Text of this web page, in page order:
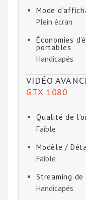
Mode
Plein écran
Économies
portables
Handicapés
VIDÉO
GTX 1080
Qualité de
Faible
Modèle /
Faible
Streaming
Handicapés